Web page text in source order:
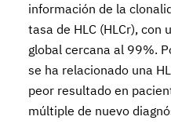
información de la
tasa de HLC (HLCr), con
global cercana al 99%.
se ha relacionado una
peor resultado en
múltiple de nuevo